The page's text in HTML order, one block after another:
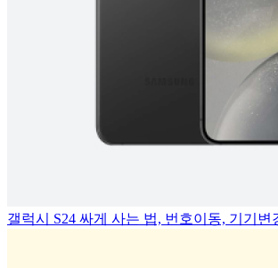
갤럭시 S24 싸게 사는 법, 번호이동, 기기변